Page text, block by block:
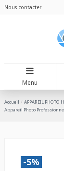
Nous contacter
Menu
Accueil APPAREIL PHOTO
Appareil Photo
-5%